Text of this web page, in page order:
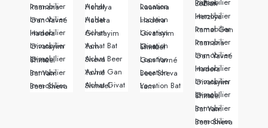
Immobilier Raanana
Immobilier Gan Yavné
Immobilier Hadera
Immobilier Givatayim
Immobilier Givat Shmuel
Immobilier Bat Yam
Immobilier Beer Sheva
Achat Herzliya
Achat Hadera
Achat Givatayim
Achat Bat Yam
Achat Beer Sheva
Achat Gan Yavné
Achat Givat Shmuel
Location Raanana
Location Hadera
Location Givatayim
Location Givat Shmuel
Location Gan Yavné
Location Beer Sheva
Location Bat Yam
Immobilier Rishon LeZion
Immobilier Herzliya
Immobilier Ramat Gan
Immobilier Raanana
Immobilier Gan Yavné
Immobilier Hadera
Immobilier Givatayim
Immobilier Givat Shmuel
Immobilier Bat Yam
Immobilier Beer Sheva